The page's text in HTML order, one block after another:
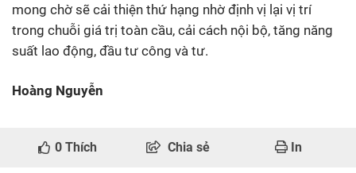
mong chờ sẽ cải thiện thứ hạng nhờ định vị lại vị trí
trong chuỗi giá trị toàn cầu, cải cách nội bộ, tăng năng
suất lao động, đầu tư công và tư.
Hoàng Nguyễn
0 Thích Chia sẻ In